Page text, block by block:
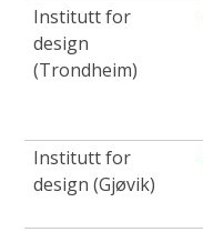
Institutt for
design
(Trondheim)
Institutt for
design (Gjøvik)